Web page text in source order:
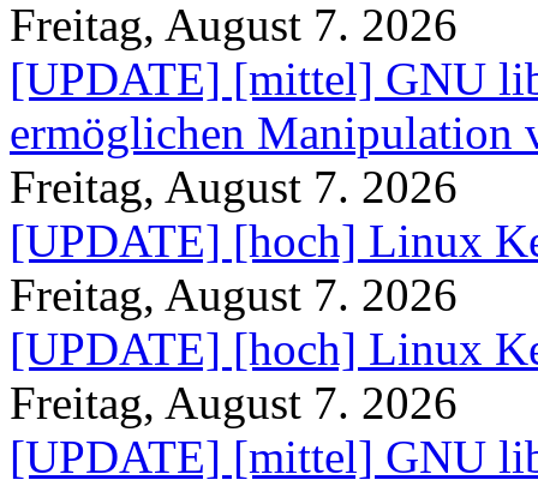
Freitag, August 7. 2026
[UPDATE] [mittel] GNU
ermöglichen Manipulation
Freitag, August 7. 2026
[UPDATE] [hoch] Linux
Freitag, August 7. 2026
[UPDATE] [hoch] Linux
Freitag, August 7. 2026
[UPDATE] [mittel] GNU